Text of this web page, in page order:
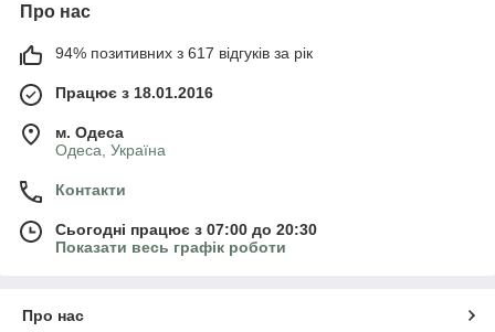
Про нас
94% позитивних з 617 відгуків за рік
Працює з 18.01.2016
м. Одеса
Одеса, Україна
Контакти
Сьогодні працює з 07:00 до 20:30
Показати весь графік роботи
Про нас